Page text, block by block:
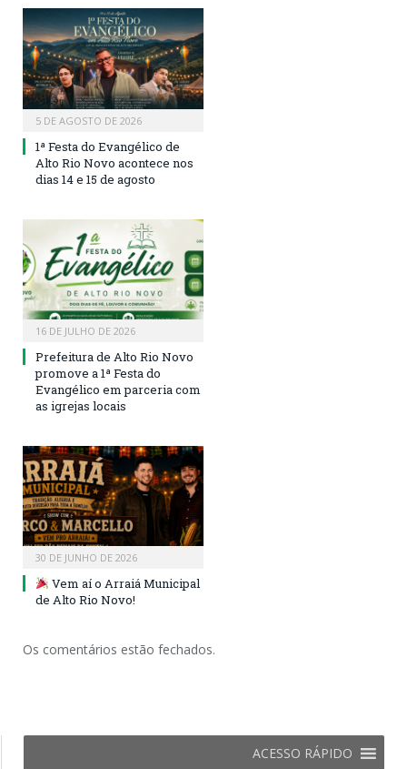
5 DE AGOSTO DE 2026
1ª Festa do Evangélico de
Alto Rio Novo acontece nos
dias 14 e 15 de agosto
16 DE JULHO DE 2026
Prefeitura de Alto Rio Novo
promove a 1ª Festa do
Evangélico em parceria com
as igrejas locais
30 DE JUNHO DE 2026
Vem aí o Arraiá Municipal
de Alto Rio Novo!
Os comentários estão fechados.
ACESSO RÁPIDO